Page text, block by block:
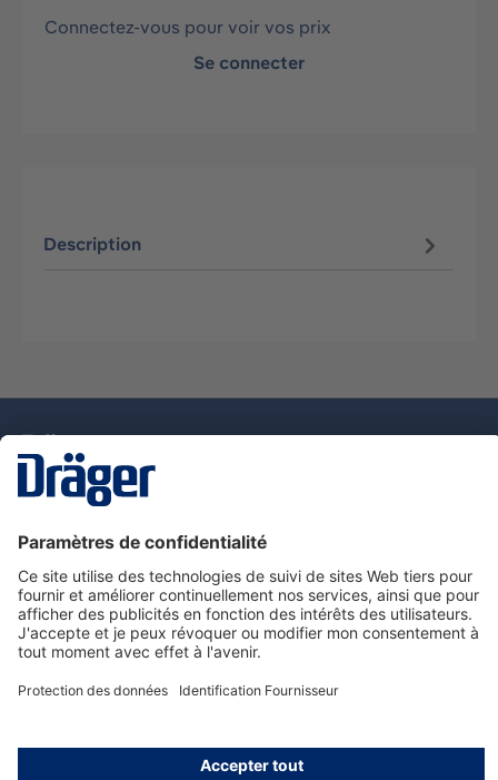
Connectez-vous pour voir vos prix
Se connecter
Description
Nous contacter
Service de e-commande Dräger
Informations sur les produits
© Dräger France SAS, 2024